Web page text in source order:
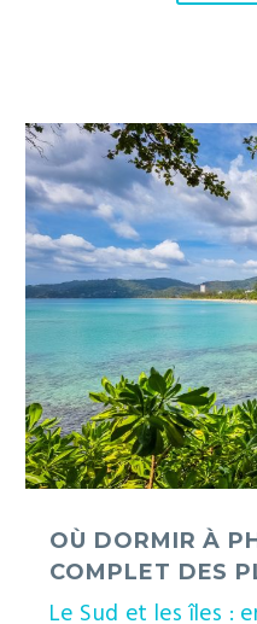
Où
dormir
à
Phuket
?
Le
guide
complet
des
plages
OÙ DORMIR À
COMPLET DES
Le Sud et les îles :